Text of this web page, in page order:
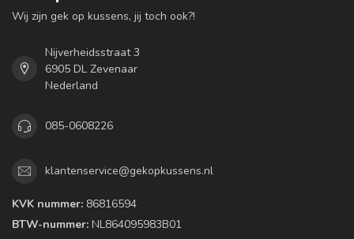
Wij zijn gek op kussens, jij toch ook?!
Nijverheidsstraat 3
6905 DL Zevenaar
Nederland
085-0608226
klantenservice@gekopkussens.nl
KVK nummer: 86816594
BTW-nummer: NL864095983B01